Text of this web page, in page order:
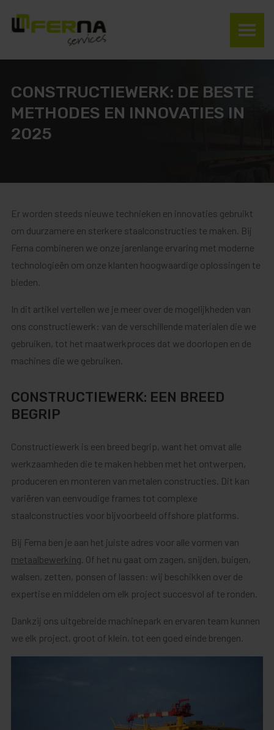
CONSTRUCTIEWERK: DE BESTE
METHODES EN INNOVATIES IN
2025
Er worden steeds nieuwe technieken en innovaties gebruikt
om duurzamere en sterkere staalconstructies te maken. Bij
Ferna combineren we onze jarenlange ervaring met moderne
technologieën om onze klanten hoogwaardige oplossingen te
bieden.
In dit artikel vertellen we je meer over de mogelijkheden van
ons constructiewerk: van de verschillende materialen die we
gebruiken, tot het maatwerkproces dat we doorlopen en de
machines die we gebruiken.
CONSTRUCTIEWERK: EEN BREED
BEGRIP
Constructiewerk is een breed begrip, want het omvat alle
werkzaamheden die te maken hebben met het ontwerpen,
produceren en monteren van metalen constructies. Dit kan
variëren van eenvoudige frames tot complexe
staalconstructies voor bijvoorbeeld offshore platforms.
Bij Ferna ben je aan het juiste adres voor alle vormen van
metaalbewerking . Of het nu gaat om zagen, snijden, buigen,
walsen, zetten, ponsen of lassen: wij beschikken over de
expertise en middelen om elk project succesvol af te ronden.
Dankzij ons uitgebreide machinepark en ervaren team kunnen
we elk project, groot of klein, tot een goed einde brengen.